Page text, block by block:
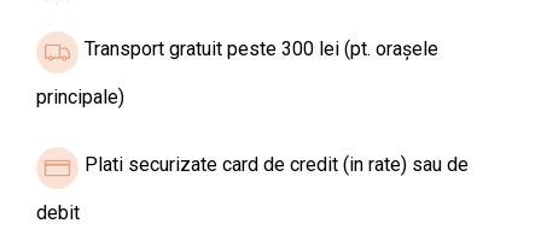
Transport gratuit peste 300 lei (pt. orașele
principale)
Plati securizate card de credit (in rate) sau de
debit